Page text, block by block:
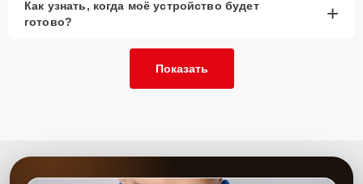
Как узнать, когда моё устройство будет
готово?
+
Показать